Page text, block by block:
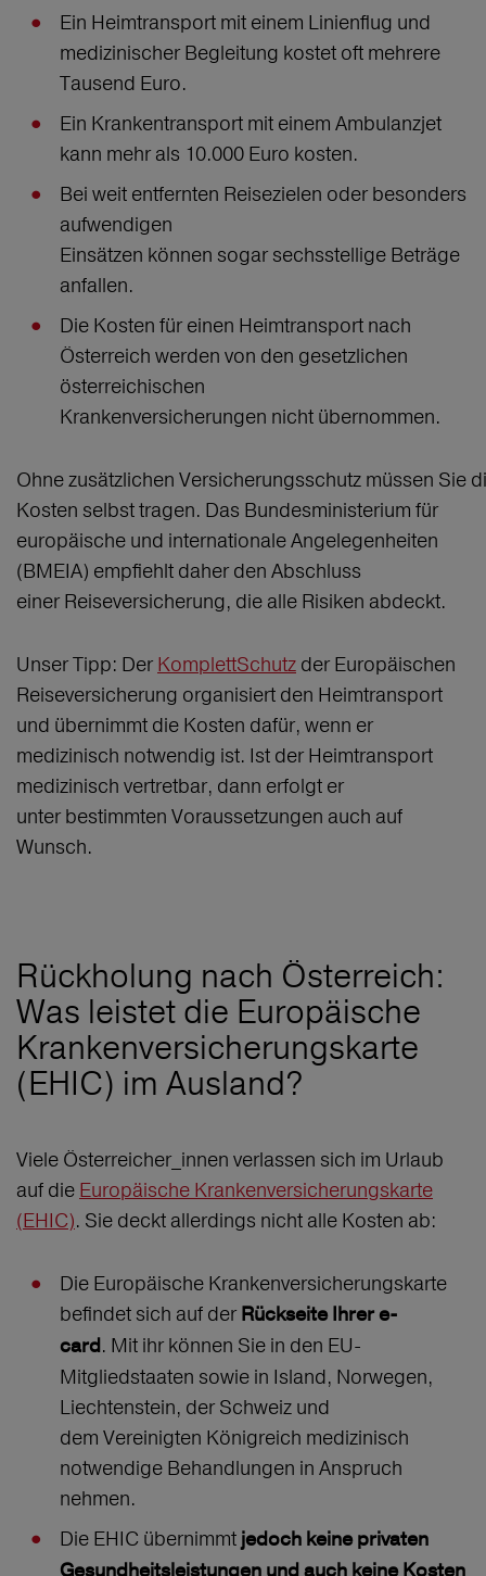
Ein Heimtransport mit einem Linienflug und
medizinischer Begleitung kostet oft mehrere
Tausend Euro.
Ein Krankentransport mit einem Ambulanzjet
kann mehr als 10.000 Euro kosten.
Bei weit entfernten Reisezielen oder besonders
aufwendigen
Einsätzen können sogar sechsstellige Beträge
anfallen.
Die Kosten für einen Heimtransport nach
Österreich werden von den gesetzlichen
österreichischen
Krankenversicherungen nicht übernommen.
Ohne zusätzlichen Versicherungsschutz müssen Sie
Kosten selbst tragen. Das Bundesministerium für
europäische und internationale Angelegenheiten
(BMEIA) empfiehlt daher den Abschluss
einer Reiseversicherung, die alle Risiken abdeckt.
Unser Tipp: Der KomplettSchutz der Europäischen
Reiseversicherung organisiert den Heimtransport
und übernimmt die Kosten dafür, wenn er
medizinisch notwendig ist. Ist der Heimtransport
medizinisch vertretbar, dann erfolgt er
unter bestimmten Voraussetzungen auch auf
Wunsch.
Rückholung nach Österreich:
Was leistet die Europäische
Krankenversicherungskarte
(EHIC) im Ausland?
Viele Österreicher_innen verlassen sich im Urlaub
auf die Europäische Krankenversicherungskarte
(EHIC). Sie deckt allerdings nicht alle Kosten ab:
Die Europäische Krankenversicherungskarte
befindet sich auf der Rückseite Ihrer e-
card. Mit ihr können Sie in den EU-
Mitgliedstaaten sowie in Island, Norwegen,
Liechtenstein, der Schweiz und
dem Vereinigten Königreich medizinisch
notwendige Behandlungen in Anspruch
nehmen.
Die EHIC übernimmt jedoch keine privaten